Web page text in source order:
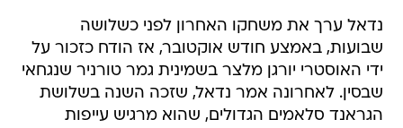
נדאל ערך את משחקו האחרון לפני כשלושה
שבועות, באמצע חודש אוקטובר, אז הודח כזכור על
ידי האוסטרי יורגן מלצר בשמינית גמר טורניר שנגחאי
שבסין. לאחרונה אמר נדאל, שזכה השנה בשלושת
הגראנד סלאמים הגדולים, שהוא מרגיש עייפות